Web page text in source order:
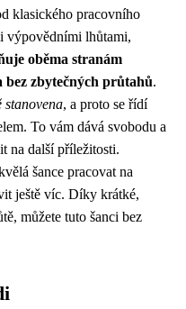
klasického pracovního
výpovědními lhůtami,
oběma stranám
zbytečných průtahů.
stanovena, a proto se řídí
To vám dává svobodu a
na další příležitosti.
šance pracovat na
ještě víc. Díky krátké,
můžete tuto šanci bez